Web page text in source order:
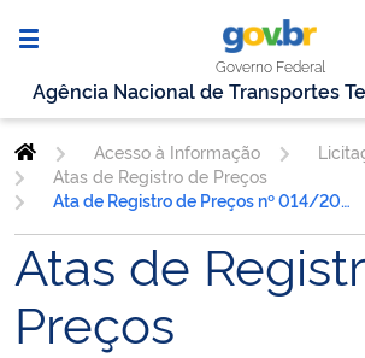
Governo Federal
Agência Nacional de Transportes
Acesso à Informação
Atas de Registro de Preços
Ata de Registro de Preços nº 014/2018
Atas de
Preços